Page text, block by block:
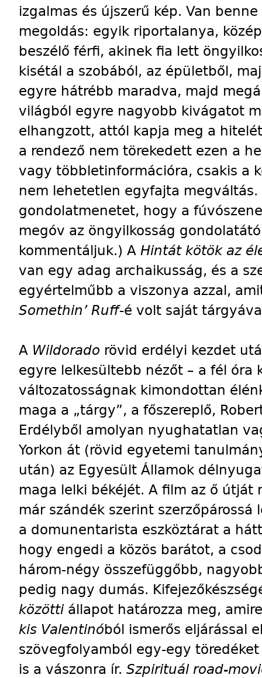
izgalmas és újszerű kép. Van
megoldás: egyik riportalanya,
beszélő férfi, akinek fia lett
kisétál a szobából, az épületből,
egyre hátrébb maradva, majd
világból egyre nagyobb kivágatot
elhangzott, attól kapja meg a
a rendező nem törekedett ezen a
vagy többletinformációra, csakis a
nem lehetetlen egyfajta
gondolatmenetet, hogy a
megóv az öngyilkosság
kommentáljuk.) A Hintát kötök az
van egy adag archaikusság, és a
egyértelműbb a viszonya azzal,
Somethin’ Ruff-é volt saját
A Wildorado rövid erdélyi kezdet
egyre lelkesültebb nézőt – a fél óra
változatosságnak kimondottan
maga a „tárgy”, a főszereplő,
Erdélyből amolyan nyughatatlan
Yorkon át (rövid egyetemi
után) az Egyesült Államok
maga lelki békéjét. A film az ő útját
már szándék szerint szerzőpárossá
a domunentarista eszköztárat a
hogy engedi a közös barátot, a
három-négy összefüggőbb,
pedig nagy dumás.
közöttiállapot határozza meg,
kis Valentinóból ismerős eljárással
szövegfolyamból egy-egy
is a vászonra ír. Szpirituál road-